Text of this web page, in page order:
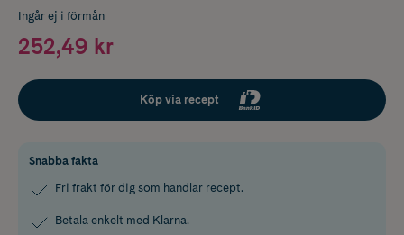
Ingår ej i förmån
252,49 kr
Köp via recept
Snabba fakta
Fri frakt för dig som handlar recept.
Betala enkelt med Klarna.